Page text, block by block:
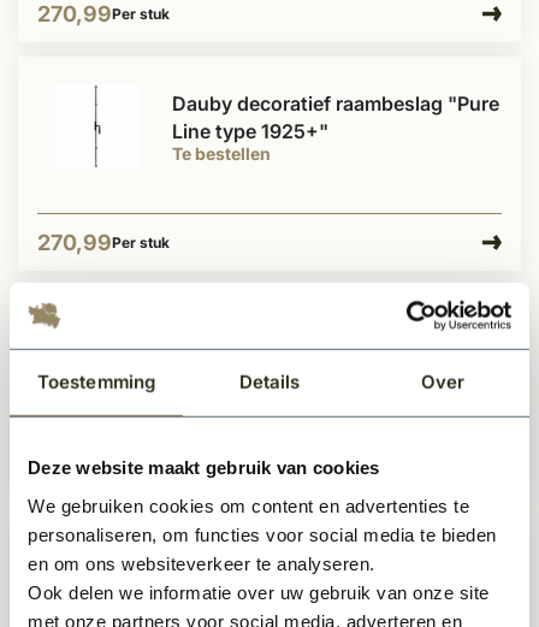
Toestemming Details Over
Deze website maakt gebruik van cookies
We gebruiken cookies om content en advertenties te
personaliseren, om functies voor social media te bieden
en om ons websiteverkeer te analyseren.
Ook delen we informatie over uw gebruik van onze site
met onze partners voor social media, adverteren en
270,99Per stuk
Te bestellen
Dauby decoratief raambeslag "Pure
Line type 1925+"
270,99Per stuk
Te bestellen
Dauby decoratief raambeslag "Pure
343,50Per stuk
Te bestellen
Dauby decoratief raambeslag "Pure
Line type 1928"